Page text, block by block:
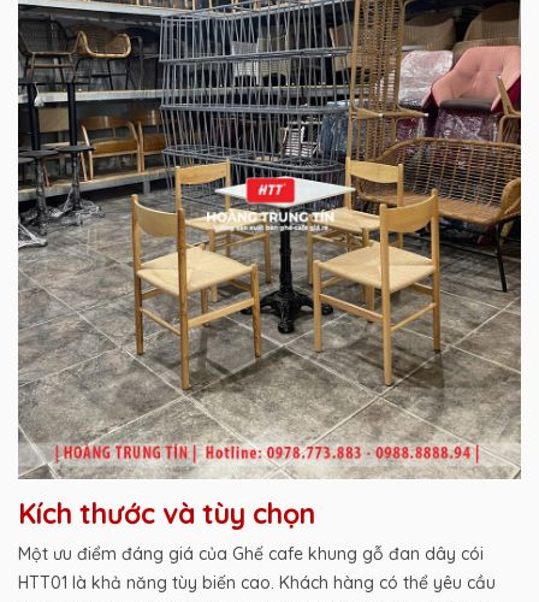
Kích thước và tùy chọn
Một ưu điểm đáng giá của Ghế cafe khung gỗ đan dây cói
HTT01 là khả năng tùy biến cao. Khách hàng có thể yêu cầu